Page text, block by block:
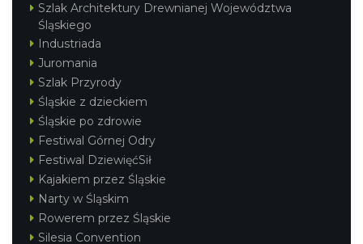
Szlak Architektury Drewnianej Województwa
Śląskiego
Industriada
Juromania
Szlak Przyrody
Śląskie z dzieckiem
Śląskie po zdrowie
Festiwal Górnej Odry
Festiwal DziewięćSił
Kajakiem przez Śląskie
Narty w Śląskim
Rowerem przez Śląskie
Silesia Convention